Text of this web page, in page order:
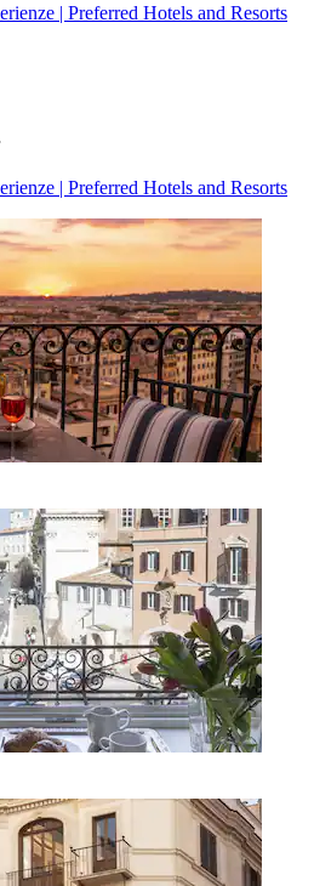
| Preferred Hotels and Resorts
| Preferred Hotels and Resorts